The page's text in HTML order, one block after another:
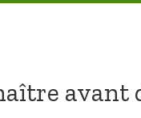
avant